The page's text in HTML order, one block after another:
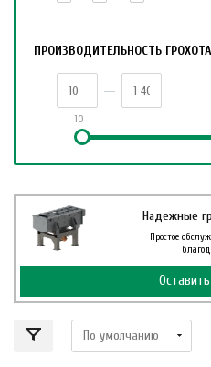
Надежные
Простое
ПРОИЗВОДИТЕЛЬНОСТЬ
10